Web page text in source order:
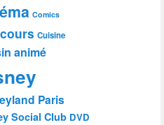
Comics
Cuisine
animé
Paris
Social Club DVD